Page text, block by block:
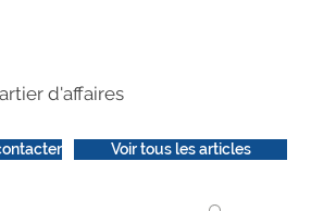
d'affaires
Voir tous les articles